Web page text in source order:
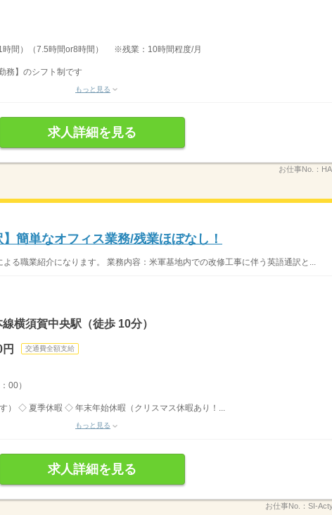
時間）（7.5時間or8時間） ※残業：10時間程度/月
務】のシフト制です
もっと見る
求人詳細を見る
お仕事No.：
簡単なオフィス業務/残業ほぼなし！
る職業紹介になります。 業務内容：米軍基地内での改修工事に伴う英語通訳と...
横須賀中央駅（徒歩 10分）
交通費全額支給
00）
） ◇ 夏季休暇 ◇ 年末年始休暇（クリスマス休暇あり！...
もっと見る
求人詳細を見る
お仕事No.： SI-